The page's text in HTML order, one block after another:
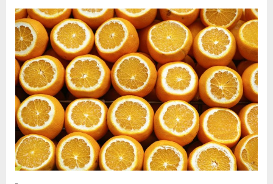
un
apkārtnes
slimnīca